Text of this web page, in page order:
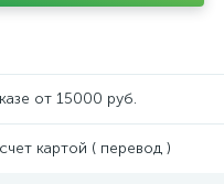
от 15000 руб.
картой ( перевод )